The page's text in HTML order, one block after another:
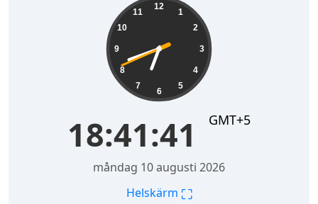
12
1
2
3
4
5
6
7
8
9
10
11
18:41:42 GMT+5
måndag 10 augusti 2026
Helskärm ⛶